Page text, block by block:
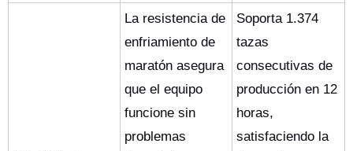
La resistencia de
enfriamiento de
maratón asegura
que el equipo
funcione sin
problemas
Soporta 1.374
tazas
consecutivas de
producción en 12
horas,
satisfaciendo la